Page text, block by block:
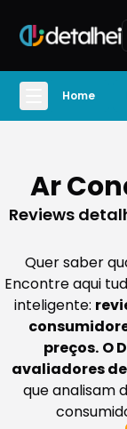
Home
Ar
Reviews
Quer saber
Encontre aqui
inteligente:
preços. O
avaliadores
que analisam